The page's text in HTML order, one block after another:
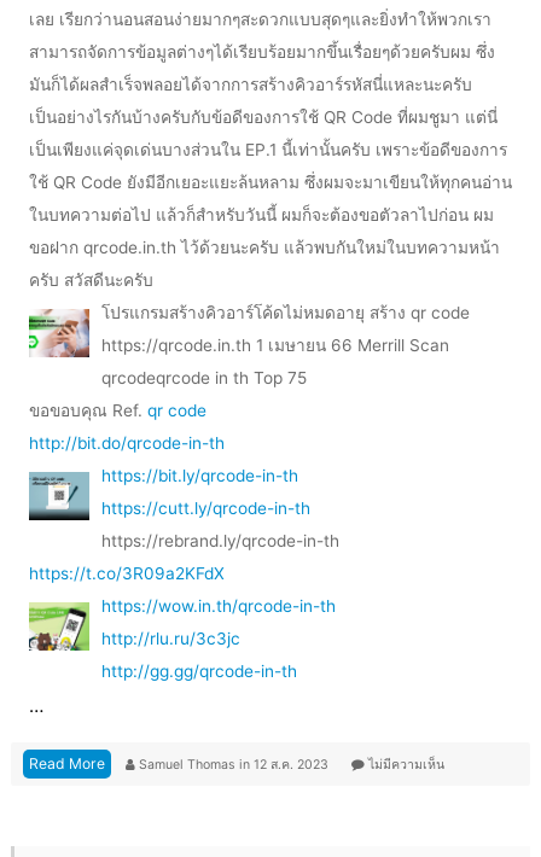
เลย เรียกว่านอนสอนง่ายมากๆสะดวกแบบสุดๆและยิ่งทำให้พวกเรา
สามารถจัดการข้อมูลต่างๆได้เรียบร้อยมากขึ้นเรื่อยๆด้วยครับผม ซึ่ง
มันก็ได้ผลสำเร็จพลอยได้จากการสร้างคิวอาร์รหัสนี่แหละนะครับ
เป็นอย่างไรกันบ้างครับกับข้อดีของการใช้ QR Code ที่ผมชูมา แต่นี่
เป็นเพียงแค่จุดเด่นบางส่วนใน EP.1 นี้เท่านั้นครับ เพราะข้อดีของการ
ใช้ QR Code ยังมีอีกเยอะแยะล้นหลาม ซึ่งผมจะมาเขียนให้ทุกคนอ่าน
ในบทความต่อไป แล้วก็สำหรับวันนี้ ผมก็จะต้องขอตัวลาไปก่อน ผม
ขอฝาก qrcode.in.th ไว้ด้วยนะครับ แล้วพบกันใหม่ในบทความหน้า
ครับ สวัสดีนะครับ
โปรแกรมสร้างคิวอาร์โค้ดไม่หมดอายุ สร้าง qr code
https://qrcode.in.th 1 เมษายน 66 Merrill Scan
qrcodeqrcode in th Top 75
ขอขอบคุณ Ref. qr code
http://bit.do/qrcode-in-th
https://bit.ly/qrcode-in-th
https://cutt.ly/qrcode-in-th
https://rebrand.ly/qrcode-in-th
https://t.co/3R09a2KFdX
https://wow.in.th/qrcode-in-th
http://rlu.ru/3c3jc
http://gg.gg/qrcode-in-th
…
Read More Samuel Thomas in 12 ส.ค. 2023 ไม่มีความเห็น